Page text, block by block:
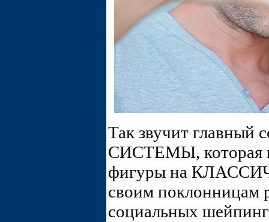
Так звучит главный
СИСТЕМЫ, которая
фигуры на
своим поклонницам
социальных